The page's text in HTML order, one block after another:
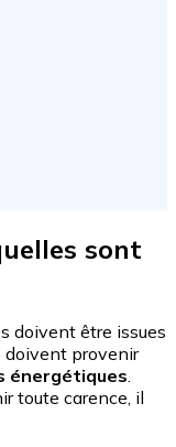
sont
doivent être issues
doivent provenir
énergétiques.
toute carence, il